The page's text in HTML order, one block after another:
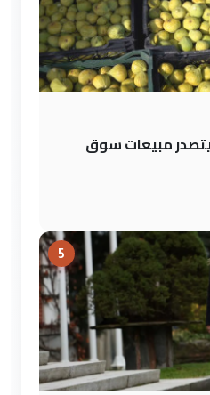
مبيعات سوق
5